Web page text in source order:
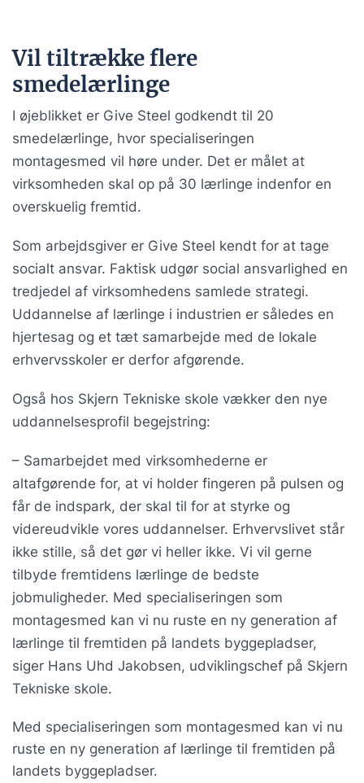
Vil tiltrække flere
smedelærlinge
I øjeblikket er Give Steel godkendt til 20
smedelærlinge, hvor specialiseringen
montagesmed vil høre under. Det er målet at
virksomheden skal op på 30 lærlinge indenfor en
overskuelig fremtid.
Som arbejdsgiver er Give Steel kendt for at tage
socialt ansvar. Faktisk udgør social ansvarlighed en
tredjedel af virksomhedens samlede strategi.
Uddannelse af lærlinge i industrien er således en
hjertesag og et tæt samarbejde med de lokale
erhvervsskoler er derfor afgørende.
Også hos Skjern Tekniske skole vækker den nye
uddannelsesprofil begejstring:
– Samarbejdet med virksomhederne er
altafgørende for, at vi holder fingeren på pulsen og
får de indspark, der skal til for at styrke og
videreudvikle vores uddannelser. Erhvervslivet står
ikke stille, så det gør vi heller ikke. Vi vil gerne
tilbyde fremtidens lærlinge de bedste
jobmuligheder. Med specialiseringen som
montagesmed kan vi nu ruste en ny generation af
lærlinge til fremtiden på landets byggepladser,
siger Hans Uhd Jakobsen, udviklingschef på Skjern
Tekniske skole.
Med specialiseringen som montagesmed kan vi nu
ruste en ny generation af lærlinge til fremtiden på
landets byggepladser.